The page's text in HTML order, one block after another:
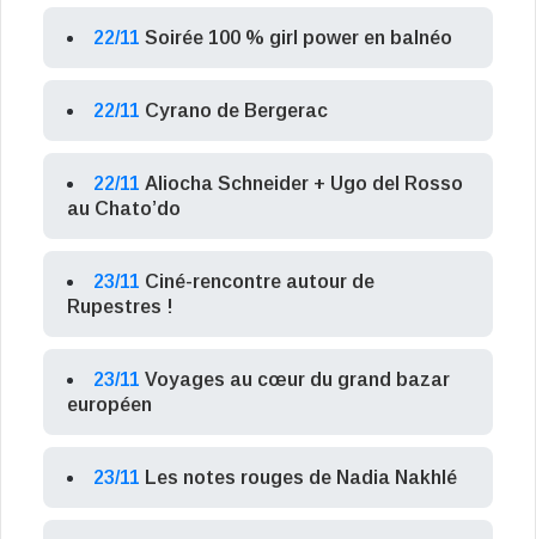
22/11 Soirée 100 % girl power en balnéo
22/11 Cyrano de Bergerac
22/11 Aliocha Schneider + Ugo del Rosso
au Chato’do
23/11 Ciné-rencontre autour de
Rupestres !
23/11 Voyages au cœur du grand bazar
européen
23/11 Les notes rouges de Nadia Nakhlé